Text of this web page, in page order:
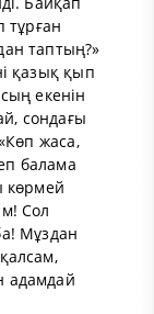
тұрған
таптың?»
қазық қып
екенін
сондағы
жаса,
балама
көрмей
Сол
Мұздан
адамдай